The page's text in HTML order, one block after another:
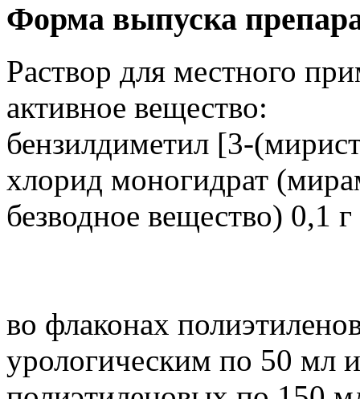
Форма выпуска
Раствор для местного
активное вещество:
бензилдиметил [3-
хлорид моногидрат
безводное вещество) 0,1 г
во флаконах
урологическим по 50 мл